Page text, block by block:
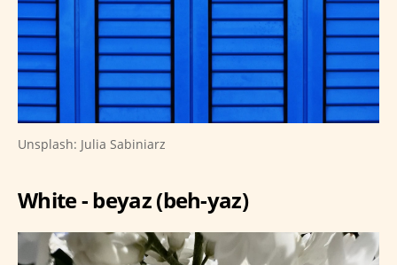
Unsplash: Julia Sabiniarz
White - beyaz (beh-yaz)